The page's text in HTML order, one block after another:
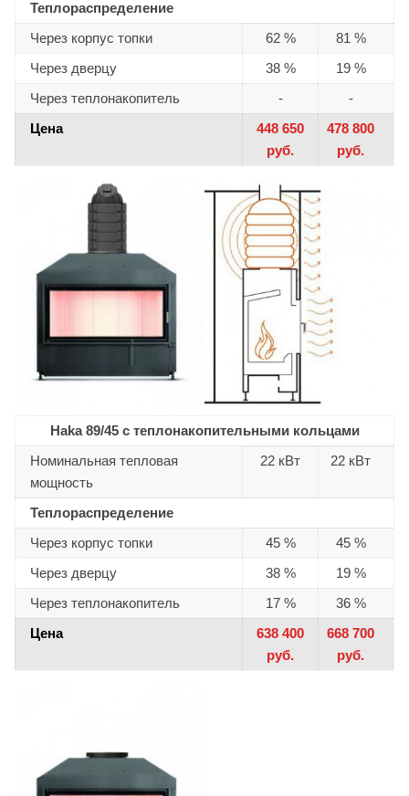
Теплораспределение
Через корпус топки
62 %
81 %
Через дверцу
38 %
19 %
Через теплонакопитель
-
-
Цена
448 650
руб.
478 800
руб.
Haka 89/45 с теплонакопительными кольцами
Номинальная тепловая
мощность
22 кВт 22 кВт
Теплораспределение
Через корпус топки
45 %
45 %
Через дверцу
38 %
19 %
Через теплонакопитель
17 %
36 %
Цена
638 400
руб.
668 700
руб.